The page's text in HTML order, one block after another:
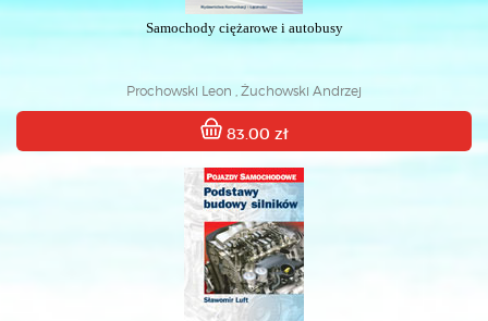
Samochody ciężarowe i autobusy
Prochowski Leon , Żuchowski Andrzej
83.00 zł